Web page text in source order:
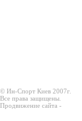
© Ин-Спорт Киев 2007г.
Все права защищены.
Продвижение сайта -